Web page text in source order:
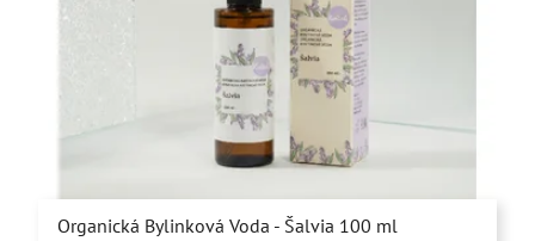
Organická Bylinková Voda - Šalvia 100 ml